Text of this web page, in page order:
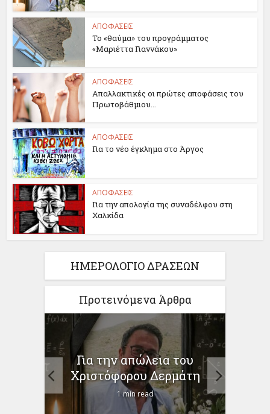
ΑΠΟΦΑΣΕΙΣ
Το «θαύμα» του προγράμματος
«Μαριέττα Γιαννάκου»
ΑΠΟΦΑΣΕΙΣ
Απαλλακτικές οι πρώτες αποφάσεις του
Πρωτοβάθμιου...
ΑΠΟΦΑΣΕΙΣ
Για το νέο έγκλημα στο Άργος
ΑΠΟΦΑΣΕΙΣ
Για την απολογία της συναδέλφου στη
Χαλκίδα
ΗΜΕΡΟΛΟΓΙΟ ΔΡΑΣΕΩΝ
Προτεινόμενα Άρθρα
Για την απώλεια του
Χριστόφορου Δερμάτη
1 min read